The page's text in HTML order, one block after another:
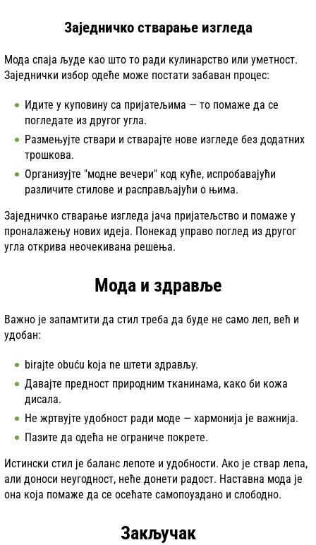
Заједничко стварање изгледа
Мода спаја људе као што то ради кулинарство или уметност.
Заједнички избор одеће може постати забаван процес:
Идите у куповину са пријатељима — то помаже да се
погледате из другог угла.
Размењујте ствари и стварајте нове изгледе без додатних
трошкова.
Организујте "модне вечери" код куће, испробавајући
различите стилове и расправљајући о њима.
Заједничко стварање изгледа јача пријатељство и помаже у
проналажењу нових идеја. Понекад управо поглед из другог
угла открива неочекивана решења.
Мода и здравље
Важно је запамтити да стил треба да буде не само леп, већ и
удобан:
birajte obuću koja ne штети здрављу.
Давајте предност природним тканинама, како би кожа
дисала.
Не жртвујте удобност ради моде — хармонија је важнија.
Пазите да одећа не ограниче покрете.
Истински стил је баланс лепоте и удобности. Ако је ствар лепа,
али доноси неугодност, неће донети радост. Наставна мода је
она која помаже да се осећате самопоуздано и слободно.
Закључак